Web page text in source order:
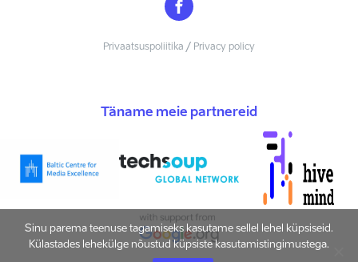
Privaatsuspoliitika / Privacy policy
Täname meie partnereid
Sinu parema teenuse tagamiseks kasutame sellel lehel küpsiseid.
Külastades lehekülge nõustud küpsiste kasutamistingimustega.